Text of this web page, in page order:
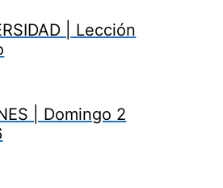
| Lección
| Domingo 2